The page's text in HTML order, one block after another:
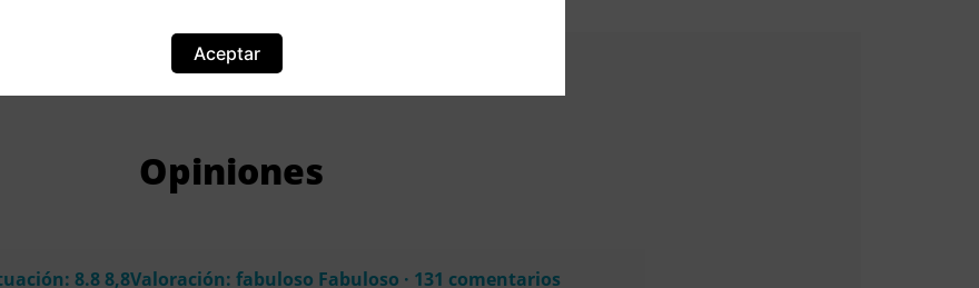
Opiniones
8.8 8,8Valoración: fabuloso Fabuloso · 131 comentarios
Aceptar